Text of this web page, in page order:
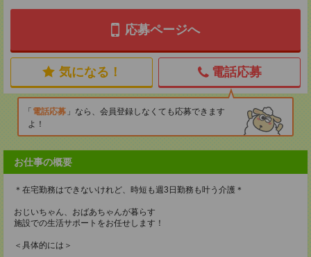
応募ページへ
気になる！ 電話応募
電話応募
なら、会員登録しなくても応募できます
よ！
お仕事の概要
＊在宅勤務はできないけれど、時短も週3日勤務も叶う介護＊
おじいちゃん、おばあちゃんが暮らす
施設での生活サポートをお任せします！
＜具体的には＞